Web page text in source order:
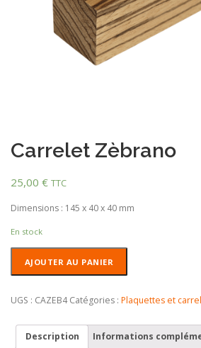
Carrelet Zèbrano
25,00 € TTC
Dimensions : 145 x 40 x 40 mm
En stock
Zèbrano
AJOUTER AU PANIER
UGS : CAZEB4 Catégories : Plaquettes et
Description Informations